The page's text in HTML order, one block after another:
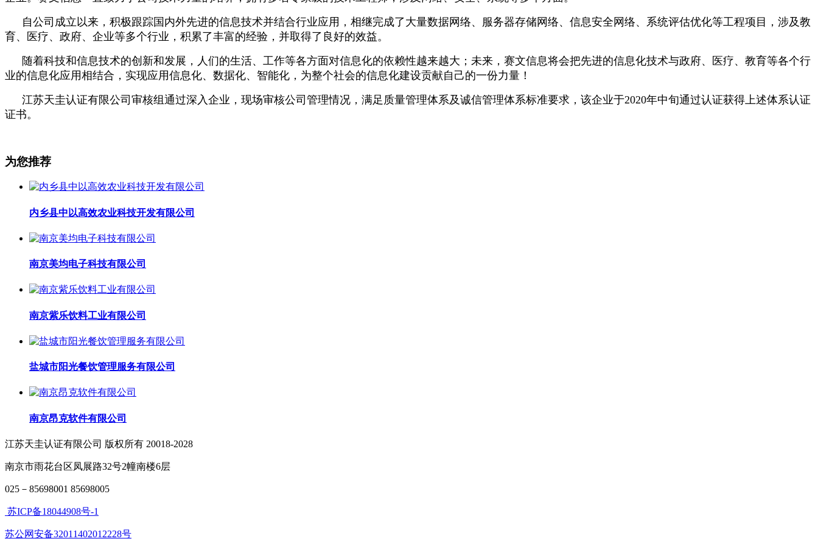
自公司成立以来，积极跟踪国内外先进的信息技术并结合行业应用，相继完成了大量数据网络、服务器存储网络、信息安全网络、系统评估优化等工程项目，涉及教
育、医疗、政府、企业等多个行业，积累了丰富的经验，并取得了良好的效益。
随着科技和信息技术的创新和发展，人们的生活、工作等各方面对信息化的依赖性越来越大；未来，赛文信息将会把先进的信息化技术与政府、医疗、教育等各个行
业的信息化应用相结合，实现应用信息化、数据化、智能化，为整个社会的信息化建设贡献自己的一份力量！
江苏天圭认证有限公司审核组通过深入企业，现场审核公司管理情况，满足质量管理体系及诚信管理体系标准要求，该企业于2020年中旬通过认证获得上述体系认证
证书。
为您推荐
内乡县中以高效农业科技开发有限公司
南京美均电子科技有限公司
南京紫乐饮料工业有限公司
盐城市阳光餐饮管理服务有限公司
南京昂克软件有限公司​
江苏天圭认证有限公司 版权所有 20018-2028
南京市雨花台区凤展路32号2幢南楼6层
025－85698001 85698005
苏ICP备18044908号-1
苏公网安备32011402012228号